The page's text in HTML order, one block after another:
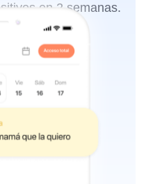
en 2 semanas.